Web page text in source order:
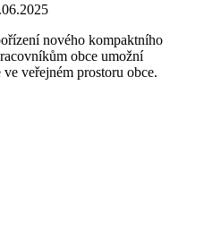
nového kompaktního
obce umožní
veřejném prostoru obce.